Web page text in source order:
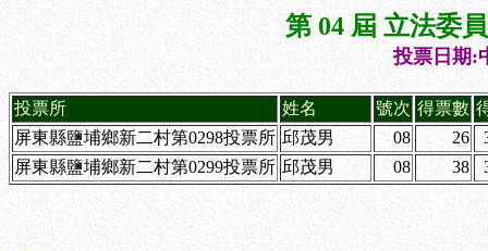
第 04 屆 立法委
投票日期:
投票所 姓名 號次 得票數
屏東縣鹽埔鄉新二村第0298投票所 邱茂男 08 26
屏東縣鹽埔鄉新二村第0299投票所 邱茂男 08 38